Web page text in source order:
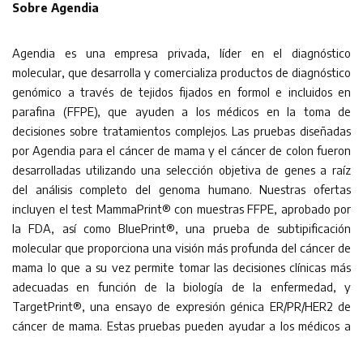
Sobre Agendia
Agendia es una empresa privada, líder en el diagnóstico
molecular, que desarrolla y comercializa productos de diagnóstico
genómico a través de tejidos fijados en formol e incluidos en
parafina (FFPE), que ayuden a los médicos en la toma de
decisiones sobre tratamientos complejos. Las pruebas diseñadas
por Agendia para el cáncer de mama y el cáncer de colon fueron
desarrolladas utilizando una selección objetiva de genes a raíz
del análisis completo del genoma humano. Nuestras ofertas
incluyen el test MammaPrint® con muestras FFPE, aprobado por
la FDA, así como BluePrint®, una prueba de subtipificación
molecular que proporciona una visión más profunda del cáncer de
mama lo que a su vez permite tomar las decisiones clínicas más
adecuadas en función de la biología de la enfermedad, y
TargetPrint®, una ensayo de expresión génica ER/PR/HER2 de
cáncer de mama. Estas pruebas pueden ayudar a los médicos a